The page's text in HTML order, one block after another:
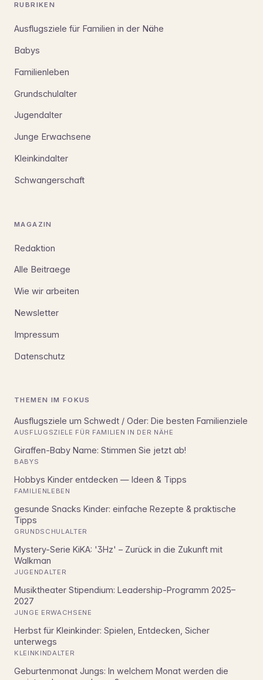
RUBRIKEN
Ausflugsziele für Familien in der Nähe
Babys
Familienleben
Grundschulalter
Jugendalter
Junge Erwachsene
Kleinkindalter
Schwangerschaft
MAGAZIN
Redaktion
Alle Beitraege
Wie wir arbeiten
Newsletter
Impressum
Datenschutz
THEMEN IM FOKUS
Ausflugsziele um Schwedt / Oder: Die besten Familienziele
AUSFLUGSZIELE FÜR FAMILIEN IN DER NÄHE
Giraffen-Baby Name: Stimmen Sie jetzt ab!
BABYS
Hobbys Kinder entdecken — Ideen & Tipps
FAMILIENLEBEN
gesunde Snacks Kinder: einfache Rezepte & praktische
Tipps
GRUNDSCHULALTER
Mystery-Serie KiKA: '3Hz' – Zurück in die Zukunft mit
Walkman
JUGENDALTER
Musiktheater Stipendium: Leadership-Programm 2025–
2027
JUNGE ERWACHSENE
Herbst für Kleinkinder: Spielen, Entdecken, Sicher
unterwegs
KLEINKINDALTER
Geburtenmonat Jungs: In welchem Monat werden die